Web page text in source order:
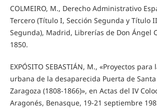
COLMEIRO, M., Derecho Administrativo
Tercero (Título I, Sección Segunda y Título
Segunda), Madrid, Librerías de Don Ángel
1850.
EXPÓSITO SEBASTIÁN, M., «Proyectos
urbana de la desaparecida Puerta de
Zaragoza (1808-1866)», en Actas del IV
Aragonés, Benasque, 19-21 septiembre